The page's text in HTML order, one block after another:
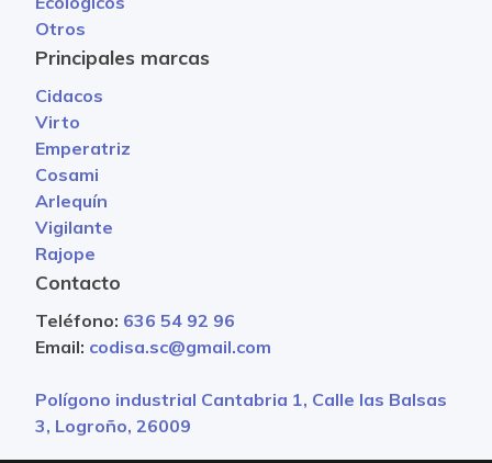
Otros
Principales marcas
Cidacos
Virto
Emperatriz
Cosami
Arlequín
Vigilante
Rajope
Contacto
Teléfono: 636 54 92 96
Email: codisa.sc@gmail.com
Polígono industrial Cantabria 1, Calle las Balsas
3, Logroño, 26009